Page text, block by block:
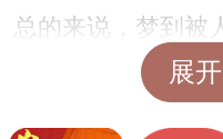
总的来说，梦到被
可能是梦者内心在
展